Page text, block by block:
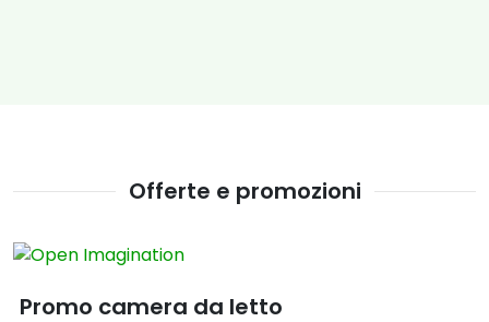
Offerte e promozioni
Promo camera da letto